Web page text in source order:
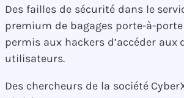
Des failles de sécurité dans le
premium de bagages porte-à-
permis aux hackers d’accéder aux
utilisateurs.
Des chercheurs de la société